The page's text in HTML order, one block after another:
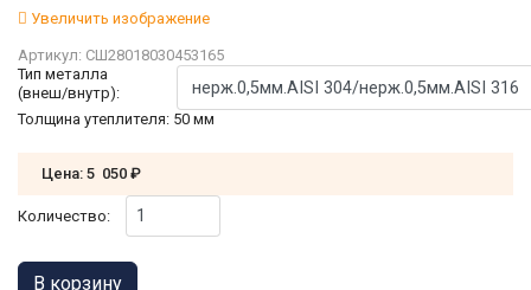
Увеличить изображение
Артикул: СШ28018030453165
Тип металла
(внеш/внутр):
Толщина утеплителя: 50 мм
Цена: 5 050 ₽
Количество: